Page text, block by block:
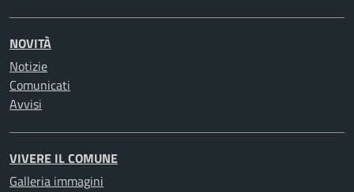
NOVITÀ
Notizie
Comunicati
Avvisi
VIVERE IL COMUNE
Galleria immagini